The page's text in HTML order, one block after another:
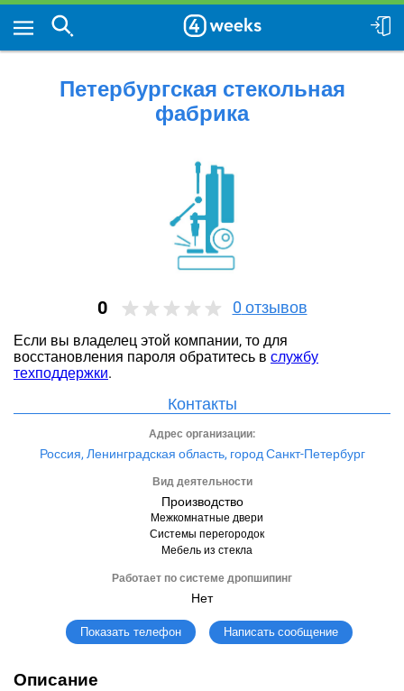
Петербургская стекольная
фабрика
0 0 отзывов
Если вы владелец этой компании, то для
восстановления пароля обратитесь в службу
техподдержки.
Контакты
Адрес организации:
Россия, Ленинградская область, город Санкт-Петербург
Вид деятельности
Производство
Межкомнатные двери
Системы перегородок
Мебель из стекла
Работает по системе дропшипинг
Нет
Показать телефон Написать сообщение
Описание